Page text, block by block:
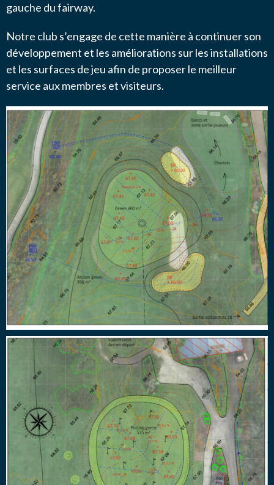
gauche du fairway.
Notre club s’engage de cette manière à continuer son
développement et les améliorations sur les installations
et les surfaces de jeu afin de proposer le meilleur
service aux membres et visiteurs.